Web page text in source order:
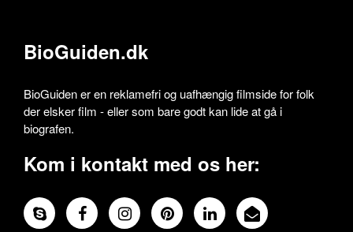
BioGuiden.dk
BioGuiden er en reklamefri og uafhængig filmside for folk
der elsker film - eller som bare godt kan lide at gå i
biografen.
Kom i kontakt med os her: